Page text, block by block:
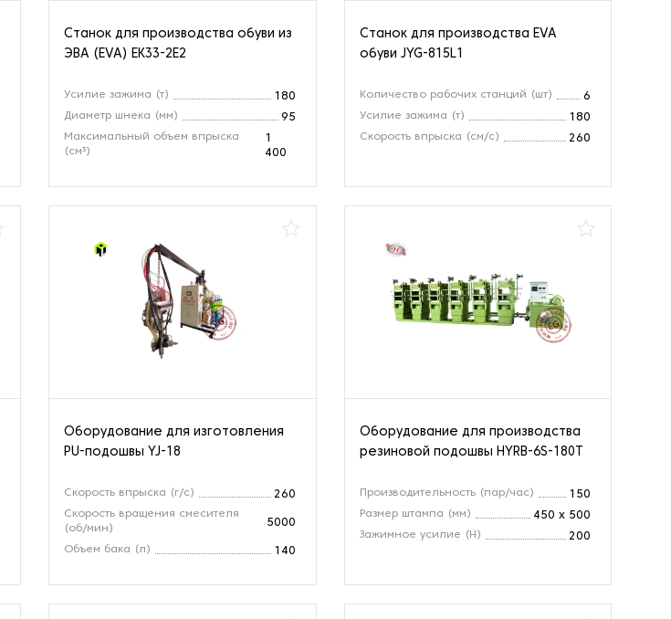
Станок для производства обуви из
ЭВА (EVA) EK33-2E2
Усилие зажима (т)
180
Диаметр шнека (мм)
95
Максимальный объем впрыска
(см³)
1
400
Станок для производства EVA
обуви JYG-815L1
Количество рабочих станций (шт)
6
Усилие зажима (т)
180
Скорость впрыска (см/с)
260
Оборудование для изготовления
PU-подошвы YJ-18
Скорость впрыска (г/с)
260
Скорость вращения смесителя
(об/мин)
5000
Объем бака (л) 140
Оборудование для производства
резиновой подошвы HYRB-6S-180T
Производительность (пар/час)
150
Размер штампа (мм)
450 х 500
Зажимное усилие (Н)
200